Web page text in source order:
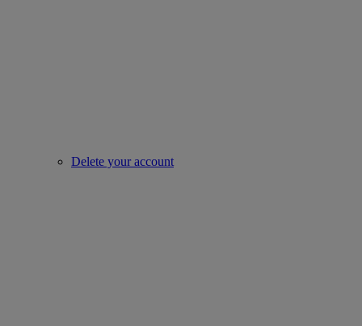
Delete your account